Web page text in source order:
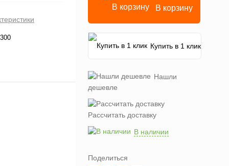
В корзину
Купить в 1 клик
Нашли
дешевле
Рассчитать доставку
В наличии
Поделиться